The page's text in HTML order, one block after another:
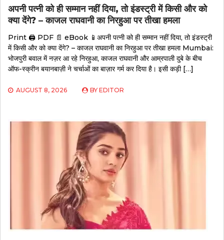
अपनी पत्नी को ही सम्मान नहीं दिया, तो इंडस्ट्री में किसी और को
क्या देंगे? – काजल राघवानी का निरहुआ पर तीखा हमला
Print 🖨 PDF 📄 eBook 📱अपनी पत्नी को ही सम्मान नहीं दिया, तो इंडस्ट्री
में किसी और को क्या देंगे? – काजल राघवानी का निरहुआ पर तीखा हमला Mumbai:
भोजपुरी बवाल में नज़र आ रहे निरहुआ, काजल राघवानी और आम्रपाली दुबे के बीच
ऑफ-स्क्रीन बयानबाज़ी ने चर्चाओं का बाज़ार गर्म कर दिया है। इसी कड़ी […]
AUGUST 8, 2026 BY EDITOR